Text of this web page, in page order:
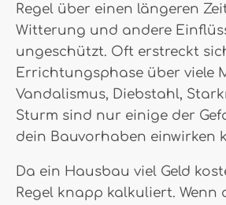
Regel über einen längeren
Witterung und andere
ungeschützt. Oft erstreckt
Errichtungsphase über viele
Vandalismus, Diebstahl,
Sturm sind nur einige der
dein Bauvorhaben einwirken
Da ein Hausbau viel Geld
Regel knapp kalkuliert. Wenn